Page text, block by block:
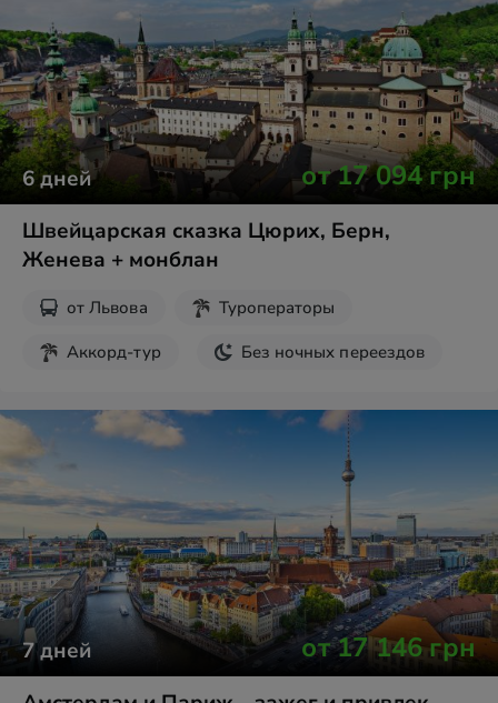
6дней от17 094грн
Швейцарская сказка Цюрих, Берн,
Женева + монблан
от Львова
Туроператоры
Аккорд-тур
Без ночных переездов
7дней от17 146грн